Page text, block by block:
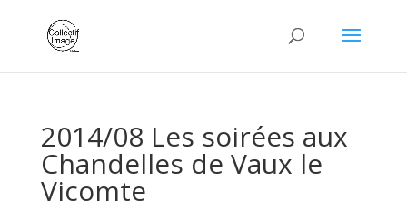
2014/08 Les soirées aux
Chandelles de Vaux le
Vicomte